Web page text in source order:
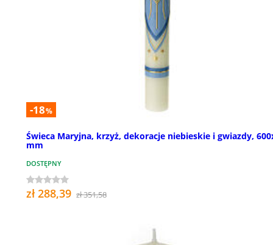
-18%
Świeca Maryjna, krzyż, dekoracje niebieskie i gwiazdy,
mm
DOSTĘPNY
zł 288,39 zł 351,58